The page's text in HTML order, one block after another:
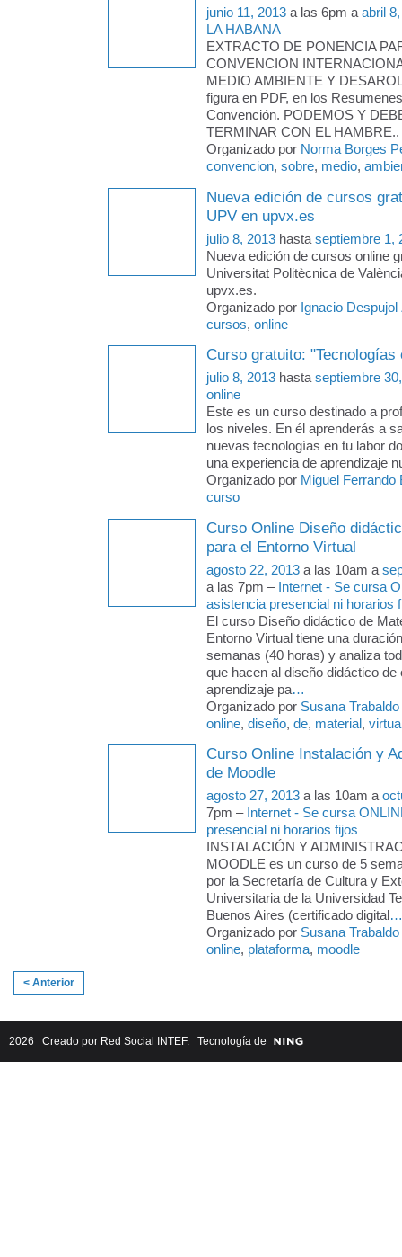
junio 11, 2013 a las 6pm aabril
LA HABANA
EXTRACTO DE PONENCIA
CONVENCION
MEDIO AMBIENTE Y
figura en PDF, en los
Convención. PODEMOS Y
TERMINAR CON EL HAMBRE..
Organizado por Norma Borges
convencion, sobre, medio,
Nueva edición de cursos
UPV en upvx.es
julio 8, 2013 hasta septiembre 1,
Nueva edición de cursos online
Universitat Politècnica de
upvx.es.
Organizado por Ignacio Despujol
cursos, online
Curso gratuito: "Tecnologías
julio 8, 2013 hasta septiembre
online
Este es un curso destinado a
los niveles. En él aprenderás a
nuevas tecnologías en tu labor
una experiencia de aprendizaje
Organizado por Miguel Ferrando
curso
Curso Online Diseño
para el Entorno Virtual
agosto 22, 2013 a las 10am a
a las 7pm – Internet - Se cursa
asistencia presencial ni horarios
El curso Diseño didáctico de
Entorno Virtual tiene una
semanas (40 horas) y analiza
que hacen al diseño didáctico de
aprendizaje pa…
Organizado por Susana Trabaldo
online, diseño, de, material,
Curso Online Instalación y
de Moodle
agosto 27, 2013 a las 10am a
7pm – Internet - Se cursa
presencial ni horarios fijos
INSTALACIÓN Y
MOODLE es un curso de 5
por la Secretaría de Cultura y
Universitaria de la Universidad
Buenos Aires (certificado digital…
Organizado por Susana Trabaldo
online, plataforma, moodle
< Anterior
2026 Creado por Red Social INTEF. Tecnología de